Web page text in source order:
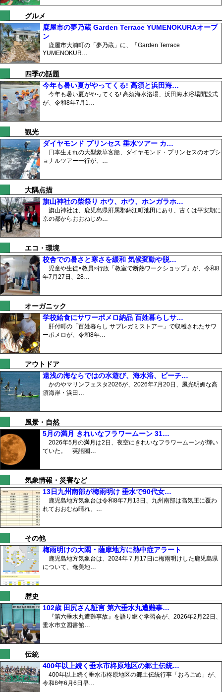
グルメ
鹿屋市の夢乃蔵 Garden Terrace YUMENOKURAオープ
ン
鹿屋市大浦町の「夢乃蔵」に、「Garden Terrace
YUMENOKUR…
四季の話題
今年も暑い夏がやってくる! 高須と浜田海…
今年も暑い夏がやってくる! 高須海水浴場、浜田海水浴場開設式
が、令和8年7月1…
観光
ダイヤモンド プリンセス 垂水ツアー カ…
日本生まれの大型豪華客船、ダイヤモンド・プリンセスのオプシ
ョナルツアー一行が、…
大隅点描
旗山神社の柴祭り ホウ、ホウ、ホンガラホ…
旗山神社は、鹿児島県肝属郡錦江町池田にあり、古くは平安期に
京の都からおおねじめ…
エコ・環境
校舎での暑さと寒さを緩和 気候変動や脱…
児童や生徒×教員×行政「教室で断熱ワークショップ」が、令和8
年7月27日、28…
オーガニック
学校給食にサワーポメロ納品 百姓暮らしサ…
肝付町の「百姓暮らし サブレガミストアー」で収穫されたサワ
ーポメロが、令和8年…
アウトドア
遠浅の海ならではの水遊び、海水浴、ビーチ…
かのやマリンフェスタ2026が、2026年7月20日、風光明媚な高
須海岸・浜田…
風景・自然
5月の満月 きれいなフラワームーン 31…
2026年5月の満月は2日、夜空にきれいなフラワームーンが輝い
ていた。 英語圏…
気象情報・災害など
13日九州南部が梅雨明け 垂水で90代女…
鹿児島地方気象台は令和8年7月13日、九州南部は高気圧に覆わ
れておおむね晴れ、…
その他
梅雨明けの大隅・薩摩地方に熱中症アラート
鹿児島地方気象台は、2024年７月17日に梅雨明けした鹿児島県
について、奄美地…
歴史
102歳 田尻さん証言 第六垂水丸遭難事…
『第六垂水丸遭難事故』を語り継ぐ学習会が、2026年2月22日、
垂水市立図書館…
伝統
400年以上続く垂水市柊原地区の郷土伝統…
400年以上続く垂水市柊原地区の郷土伝統行事「おろごめ」が、
令和8年6月6日早…